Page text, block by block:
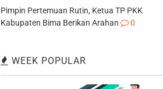
Pimpin Pertemuan Rutin, Ketua TP PKK
Kabupaten Bima Berikan Arahan
0
WEEK POPULAR